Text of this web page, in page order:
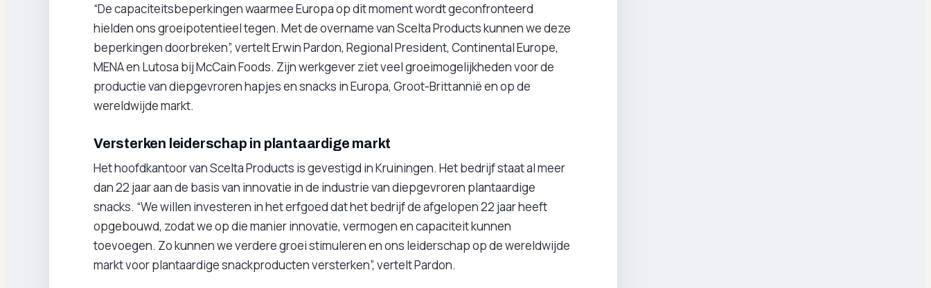
“De capaciteitsbeperkingen waarmee Europa op dit moment wordt geconfronteerd
hielden ons groeipotentieel tegen. Met de overname van Scelta Products kunnen we deze
beperkingen doorbreken”, vertelt Erwin Pardon, Regional President, Continental Europe,
MENA en Lutosa bij McCain Foods. Zijn werkgever ziet veel groeimogelijkheden voor de
productie van diepgevroren hapjes en snacks in Europa, Groot-Brittannië en op de
wereldwijde markt.
Versterken leiderschap in plantaardige markt
Het hoofdkantoor van Scelta Products is gevestigd in Kruiningen. Het bedrijf staat al meer
dan 22 jaar aan de basis van innovatie in de industrie van diepgevroren plantaardige
snacks. “We willen investeren in het erfgoed dat het bedrijf de afgelopen 22 jaar heeft
opgebouwd, zodat we op die manier innovatie, vermogen en capaciteit kunnen
toevoegen. Zo kunnen we verdere groei stimuleren en ons leiderschap op de wereldwijde
markt voor plantaardige snackproducten versterken”, vertelt Pardon.